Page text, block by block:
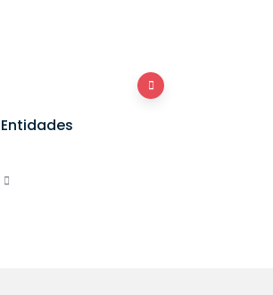
Entidades